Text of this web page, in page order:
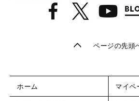
ページの先頭
ホーム マイペ